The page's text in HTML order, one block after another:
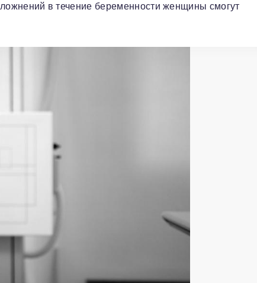
в течение беременности женщины смогут